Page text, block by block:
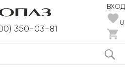
350-03-81
ВХОД
0